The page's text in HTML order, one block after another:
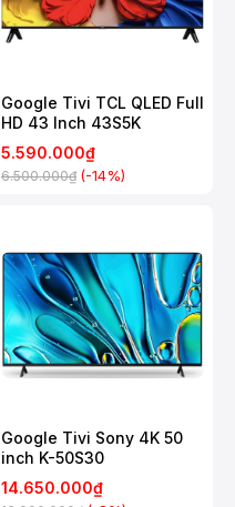
Google Tivi TCL QLED Full
HD 43 Inch 43S5K
5.590.000₫
6.500.000₫ (-14%)
Google Tivi Sony 4K 50
inch K-50S30
14.650.000₫